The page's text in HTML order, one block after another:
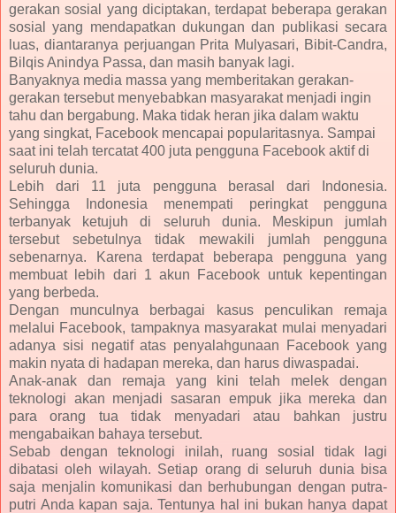
gerakan sosial yang diciptakan, terdapat beberapa gerakan
sosial yang mendapatkan dukungan dan publikasi secara
luas, diantaranya perjuangan Prita Mulyasari, Bibit-Candra,
Bilqis Anindya Passa, dan masih banyak lagi.
Banyaknya media massa yang memberitakan gerakan-
gerakan tersebut menyebabkan masyarakat menjadi ingin
tahu dan bergabung. Maka tidak heran jika dalam waktu
yang singkat, Facebook mencapai popularitasnya. Sampai
saat ini telah tercatat 400 juta pengguna Facebook aktif di
seluruh dunia.
Lebih dari 11 juta pengguna berasal dari Indonesia.
Sehingga Indonesia menempati peringkat pengguna
terbanyak ketujuh di seluruh dunia. Meskipun jumlah
tersebut sebetulnya tidak mewakili jumlah pengguna
sebenarnya. Karena terdapat beberapa pengguna yang
membuat lebih dari 1 akun Facebook untuk kepentingan
yang berbeda.
Dengan munculnya berbagai kasus penculikan remaja
melalui Facebook, tampaknya masyarakat mulai menyadari
adanya sisi negatif atas penyalahgunaan Facebook yang
makin nyata di hadapan mereka, dan harus diwaspadai.
Anak-anak dan remaja yang kini telah melek dengan
teknologi akan menjadi sasaran empuk jika mereka dan
para orang tua tidak menyadari atau bahkan justru
mengabaikan bahaya tersebut.
Sebab dengan teknologi inilah, ruang sosial tidak lagi
dibatasi oleh wilayah. Setiap orang di seluruh dunia bisa
saja menjalin komunikasi dan berhubungan dengan putra-
putri Anda kapan saja. Tentunya hal ini bukan hanya dapat